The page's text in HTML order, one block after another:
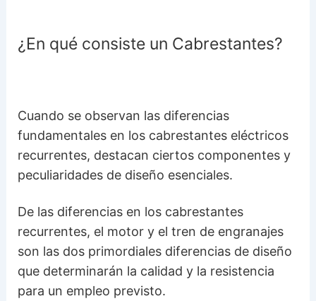
¿En qué consiste un Cabrestantes?
Cuando se observan las diferencias
fundamentales en los cabrestantes eléctricos
recurrentes, destacan ciertos componentes y
peculiaridades de diseño esenciales.
De las diferencias en los cabrestantes
recurrentes, el motor y el tren de engranajes
son las dos primordiales diferencias de diseño
que determinarán la calidad y la resistencia
para un empleo previsto.